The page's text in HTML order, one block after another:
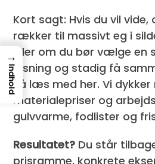
Kort sagt: Hvis du vil
rækker til massivt eg i
eller om du bør vælge en
løsning og stadig få
så læs med her. Vi dykker
materialepriser og
gulvvarme, fodlister og
Resultatet? Du står
prisramme, konkrete
→
Indhold